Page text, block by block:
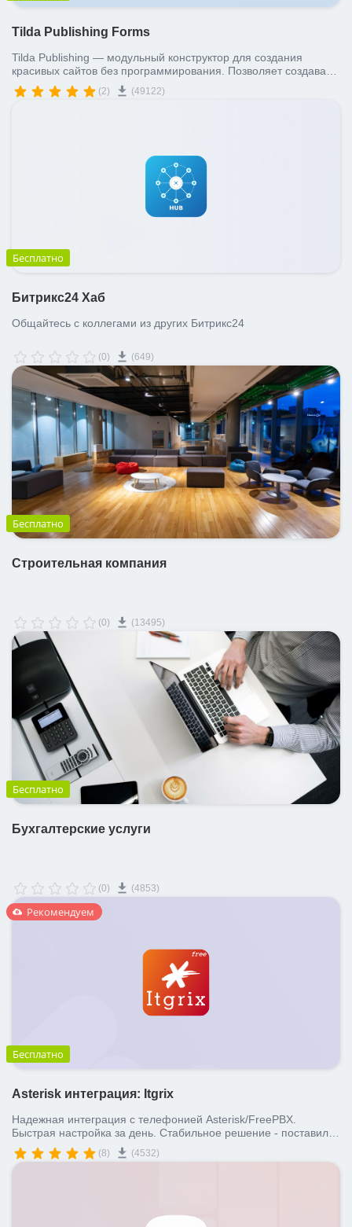
Tilda Publishing Forms
Tilda Publishing — модульный конструктор для создания
красивых сайтов без программирования. Позволяет создавать
многостраничные сайты, лендинги, интернет-магазины,
презентации, блоги.
(2) (49122)
Бесплатно
Битрикс24 Хаб
Общайтесь с коллегами из других Битрикс24
(0) (649)
Бесплатно
Строительная компания
(0) (13495)
Бесплатно
Бухгалтерские услуги
(0) (4853)
Рекомендуем
Бесплатно
Asterisk интеграция: Itgrix
Надежная интеграция с телефонией Asterisk/FreePBX.
Быстрая настройка за день. Стабильное решение - поставил и
забыл. Тестовый период 1 неделя.
(8) (4532)